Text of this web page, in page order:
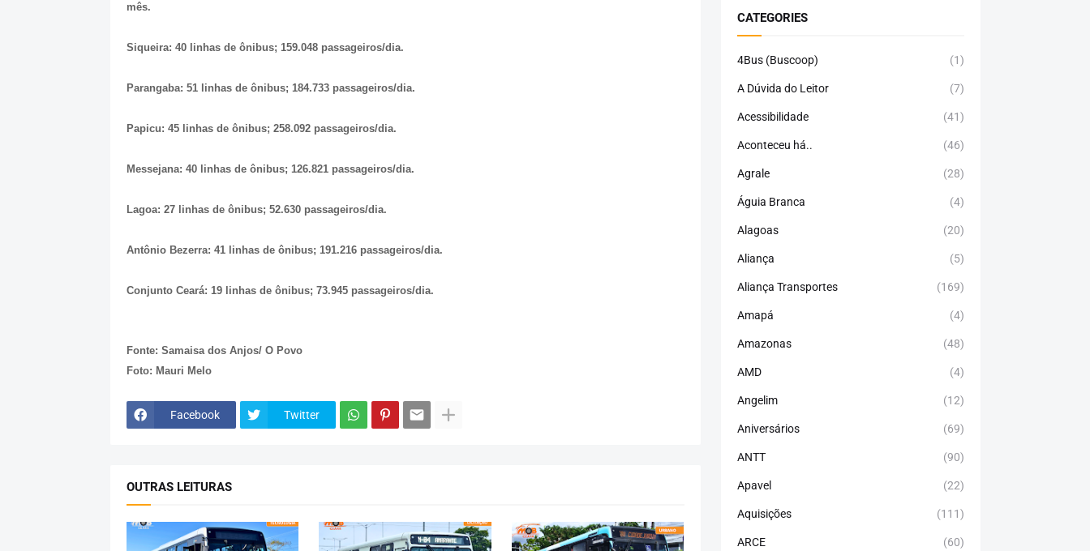
mês.
Siqueira: 40 linhas de ônibus; 159.048 passageiros/dia.
Parangaba: 51 linhas de ônibus; 184.733 passageiros/dia.
Papicu: 45 linhas de ônibus; 258.092 passageiros/dia.
Messejana: 40 linhas de ônibus; 126.821 passageiros/dia.
Lagoa: 27 linhas de ônibus; 52.630 passageiros/dia.
Antônio Bezerra: 41 linhas de ônibus; 191.216 passageiros/dia.
Conjunto Ceará: 19 linhas de ônibus; 73.945 passageiros/dia.
Fonte: Samaisa dos Anjos/ O Povo
Foto: Mauri Melo
Facebook Twitter
OUTRAS LEITURAS
CATEGORIES
4Bus (Buscoop) (1)
A Dúvida do Leitor (7)
Acessibilidade (41)
Aconteceu há.. (46)
Agrale (28)
Águia Branca (4)
Alagoas (20)
Aliança (5)
Aliança Transportes (169)
Amapá (4)
Amazonas (48)
AMD (4)
Angelim (12)
Aniversários (69)
ANTT (90)
Apavel (22)
Aquisições (111)
ARCE (60)